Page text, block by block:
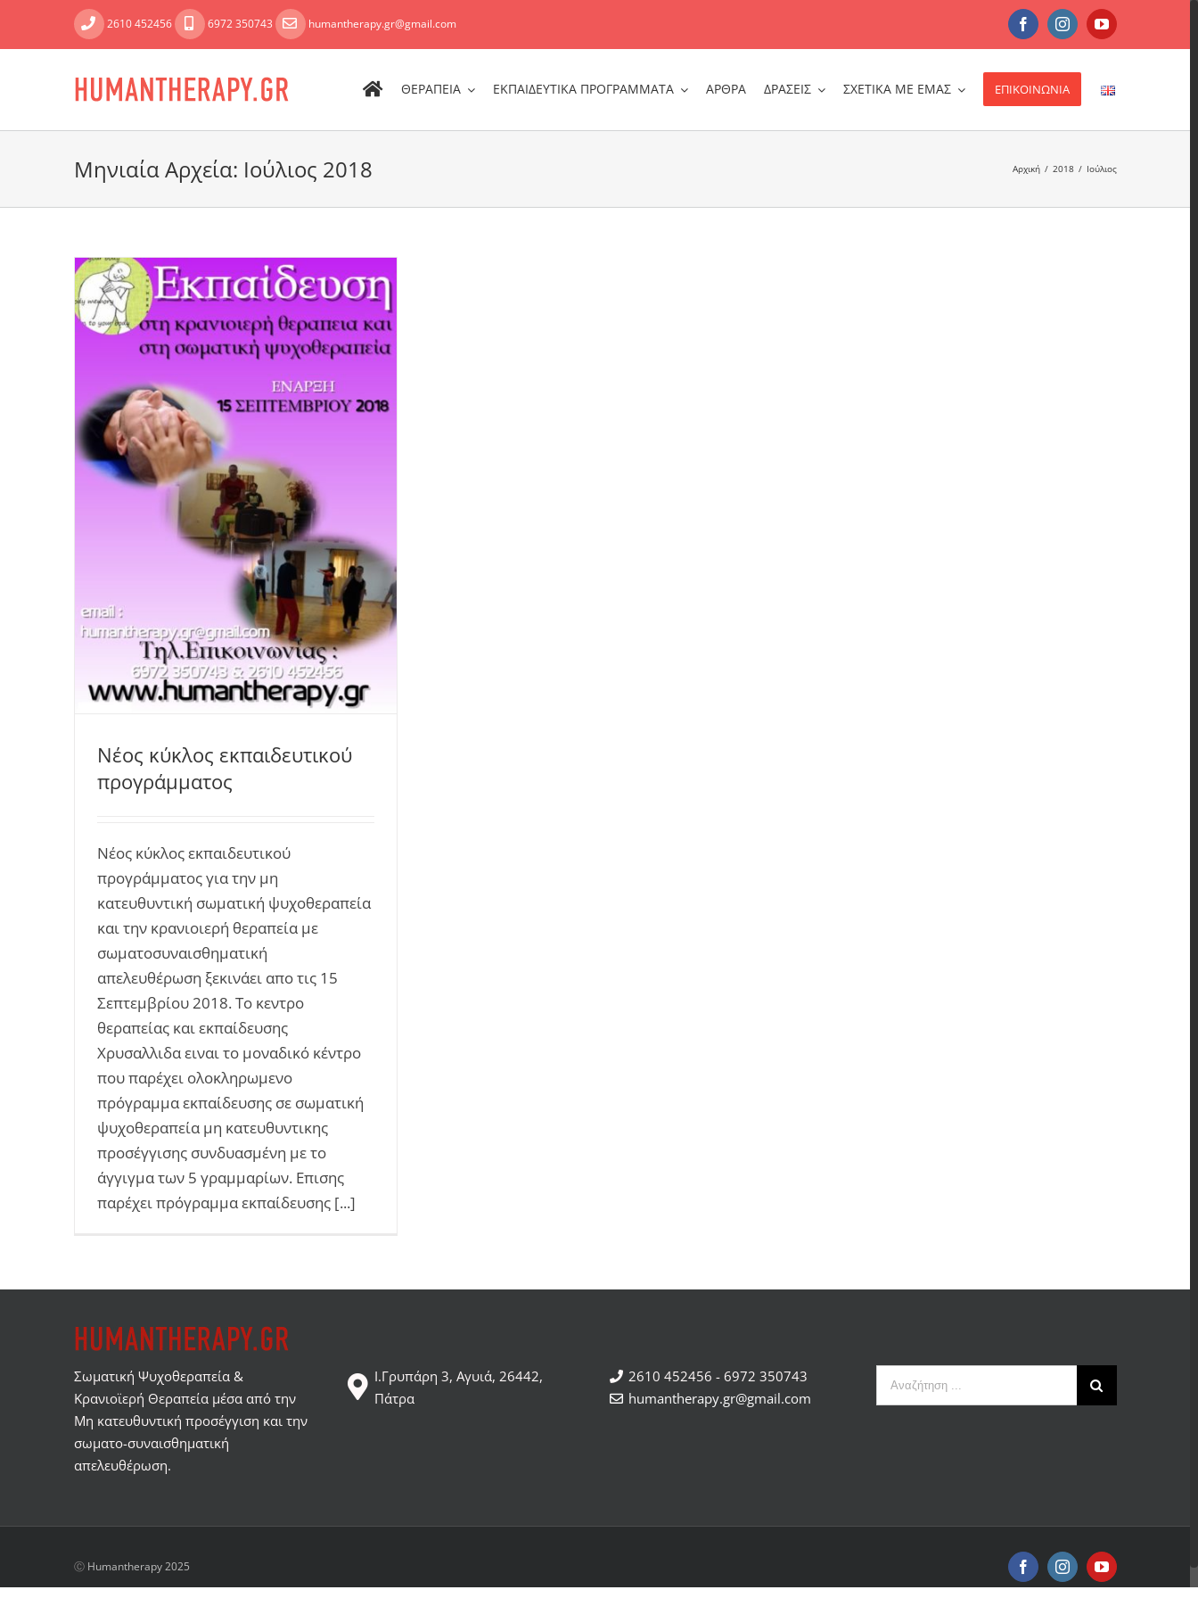
2610 452456 6972 350743 humantherapy.gr@gmail.com FacebookInstagramYouTube
ΘΕΡΑΠΕΙΑ ΕΚΠΑΙΔΕΥΤΙΚΑ ΠΡΟΓΡΑΜΜΑΤΑ ΑΡΘΡΑ ΔΡΑΣΕΙΣ ΣΧΕΤΙΚΑ ΜΕ ΕΜΑΣ ΕΠΙΚΟΙΝΩΝΙΑ
Μηνιαία Αρχεία: Ιούλιος 2018 Αρχική / 2018 / Ιούλιος
Νέος κύκλος εκπαιδευτικού
προγράμματος
Νέος κύκλος εκπαιδευτικού
προγράμματος για την μη
κατευθυντική σωματική ψυχοθεραπεία
και την κρανιοιερή θεραπεία με
σωματοσυναισθηματική
απελευθέρωση ξεκινάει απο τις 15
Σεπτεμβρίου 2018. Το κεντρο
θεραπείας και εκπαίδευσης
Χρυσαλλιδα ειναι το μοναδικό κέντρο
που παρέχει ολοκληρωμενο
πρόγραμμα εκπαίδευσης σε σωματική
ψυχοθεραπεία μη κατευθυντικης
προσέγγισης συνδυασμένη με το
άγγιγμα των 5 γραμμαρίων. Επισης
παρέχει πρόγραμμα εκπαίδευσης [...]
Σωματική Ψυχοθεραπεία &
Κρανιοϊερή Θεραπεία μέσα από την
Μη κατευθυντική προσέγγιση και την
σωματο-συναισθηματική
απελευθέρωση.
Ι.Γρυπάρη 3, Αγυιά, 26442,
Πάτρα
2610 452456 - 6972 350743
humantherapy.gr@gmail.com
Ⓒ Humantherapy 2025 FacebookInstagramYouTube